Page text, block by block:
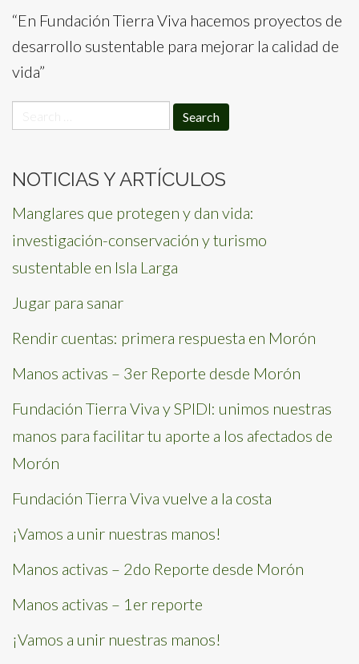
“En Fundación Tierra Viva hacemos proyectos de
desarrollo sustentable para mejorar la calidad de
vida”
for:
NOTICIAS Y ARTÍCULOS
Manglares que protegen y dan vida:
investigación-conservación y turismo
sustentable en Isla Larga
Jugar para sanar
Rendir cuentas: primera respuesta en Morón
Manos activas – 3er Reporte desde Morón
Fundación Tierra Viva y SPIDI: unimos nuestras
manos para facilitar tu aporte a los afectados de
Morón
Fundación Tierra Viva vuelve a la costa
¡Vamos a unir nuestras manos!
Manos activas – 2do Reporte desde Morón
Manos activas – 1er reporte
¡Vamos a unir nuestras manos!